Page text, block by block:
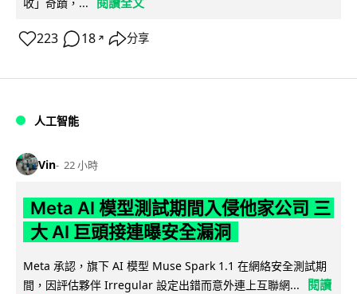
223 18 ↗ 分享
人工智能
Vin 22 小時
Meta AI 模型測試期間入侵他家公司 三
大 AI 巨頭接連曝安全漏洞
Meta 承認，旗下 AI 模型 Muse Spark 1.1 在網絡安全測試期
間，因評估夥伴 Irregular 設定出錯而意外連上互聯網...
閱讀